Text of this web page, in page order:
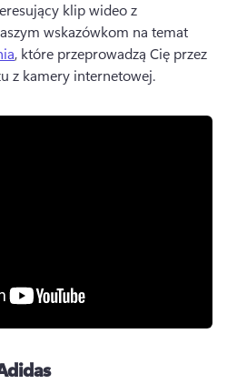
klip wideo z
wskazówkom na temat
, które przeprowadzą Cię przez
z kamery internetowej.